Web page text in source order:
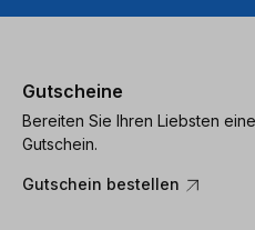
Gutscheine
Bereiten Sie Ihren Liebsten
Gutschein.
Gutschein bestellen